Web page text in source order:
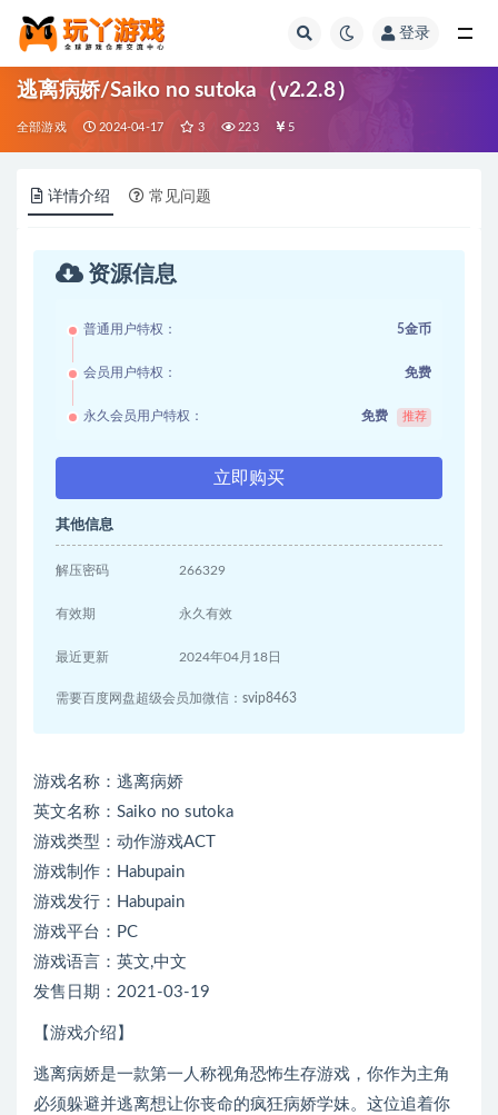
登录
逃离病娇/Saiko no sutoka（v2.2.8）
全部游戏 2024-04-17 3 223 5
详情介绍 常见问题
资源信息
普通用户特权： 5金币
会员用户特权： 免费
永久会员用户特权： 免费 推荐
立即购买
其他信息
解压密码 266329
有效期 永久有效
最近更新 2024年04月18日
需要百度网盘超级会员加微信：svip8463
游戏名称：逃离病娇
英文名称：Saiko no sutoka
游戏类型：动作游戏ACT
游戏制作：Habupain
游戏发行：Habupain
游戏平台：PC
游戏语言：英文,中文
发售日期：2021-03-19
【游戏介绍】
逃离病娇是一款第一人称视角恐怖生存游戏，你作为主角
必须躲避并逃离想让你丧命的疯狂病娇学妹。这位追着你